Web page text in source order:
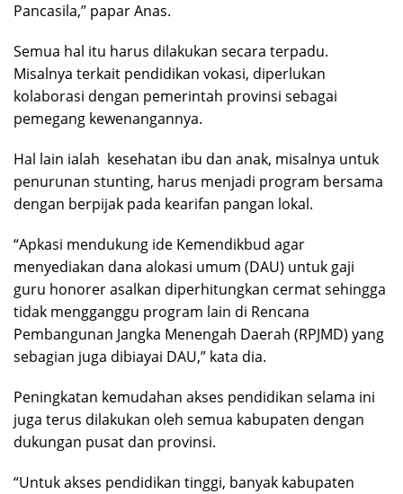
Pancasila,” papar Anas.
Semua hal itu harus dilakukan secara terpadu.
Misalnya terkait pendidikan vokasi, diperlukan
kolaborasi dengan pemerintah provinsi sebagai
pemegang kewenangannya.
Hal lain ialah kesehatan ibu dan anak, misalnya untuk
penurunan stunting, harus menjadi program bersama
dengan berpijak pada kearifan pangan lokal.
“Apkasi mendukung ide Kemendikbud agar
menyediakan dana alokasi umum (DAU) untuk gaji
guru honorer asalkan diperhitungkan cermat sehingga
tidak mengganggu program lain di Rencana
Pembangunan Jangka Menengah Daerah (RPJMD) yang
sebagian juga dibiayai DAU,” kata dia.
Peningkatan kemudahan akses pendidikan selama ini
juga terus dilakukan oleh semua kabupaten dengan
dukungan pusat dan provinsi.
“Untuk akses pendidikan tinggi, banyak kabupaten